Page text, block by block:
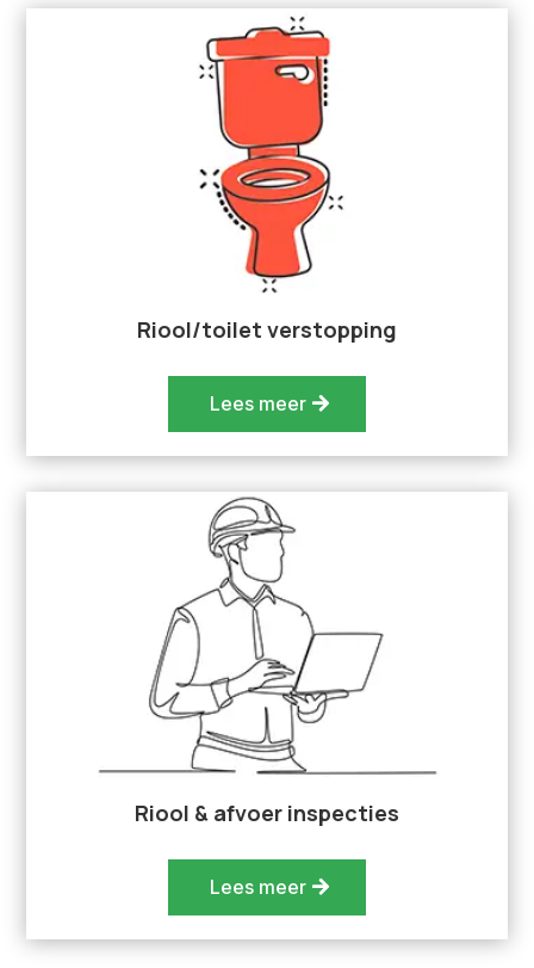
Riool/toilet verstopping
Lees meer
Riool & afvoer inspecties
Lees meer